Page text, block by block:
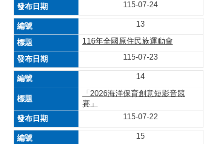
115-07-24
13
116年全國原住民族運動會
115-07-23
14
「2026海洋保育創意短影音競
賽」
115-07-22
15